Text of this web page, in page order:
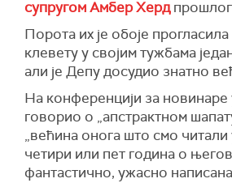
супругом Амбер Хердпрошлог
Порота их је обоје
клевету у својим тужбама
али је Депу досудио знатно
На конференцији за новинаре
говорио о „апстрактном
„већина онога што смо
четири или пет година о
фантастично, ужасно